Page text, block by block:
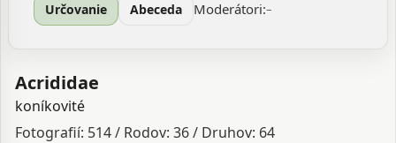
Určovanie Abeceda Moderátori:–
Acrididae
koníkovité
Fotografií: 514 / Rodov: 36 / Druhov: 64